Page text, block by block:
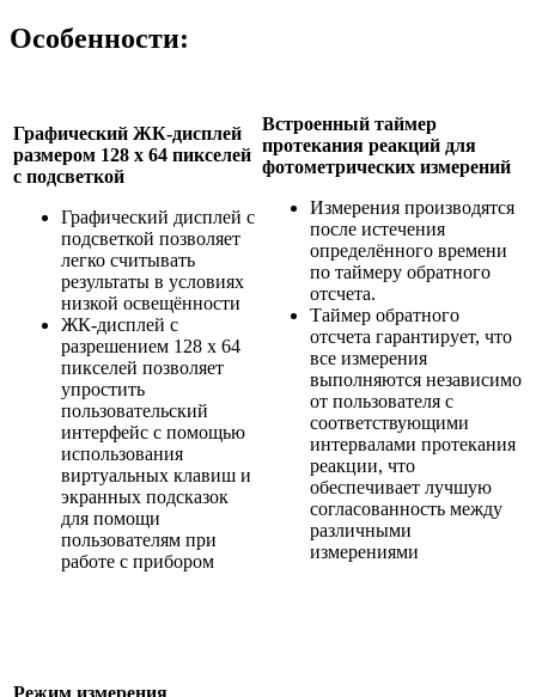
Особенности:
Графический ЖК-дисплей
размером 128 x 64 пикселей
с подсветкой
Графический дисплей с
подсветкой позволяет
легко считывать
результаты в условиях
низкой освещённости
ЖК-дисплей с
разрешением 128 x 64
пикселей позволяет
упростить
пользовательский
интерфейс с помощью
использования
виртуальных клавиш и
экранных подсказок
для помощи
пользователям при
работе с прибором
Встроенный таймер
протекания реакций для
фотометрических измерений
Измерения производятся
после истечения
определённого времени
по таймеру обратного
отсчета.
Таймер обратного
отсчета гарантирует, что
все измерения
выполняются независимо
от пользователя с
соответствующими
интервалами протекания
реакции, что
обеспечивает лучшую
согласованность между
различными
измерениями
Режим измерения